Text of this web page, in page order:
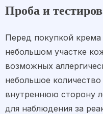
Проба и
Перед покупкой крема
небольшом участке
возможных
небольшое количество
внутреннюю сторону
для наблюдения за